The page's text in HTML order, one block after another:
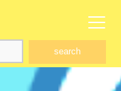
search